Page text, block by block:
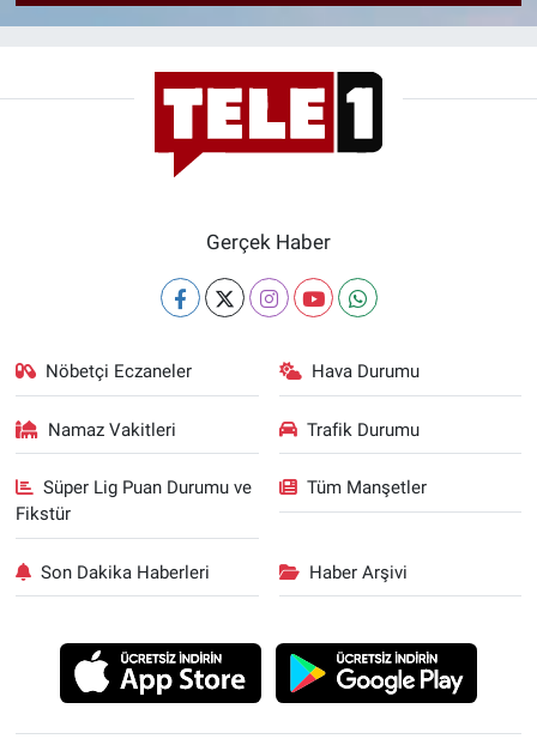
Gerçek Haber
Nöbetçi Eczaneler Hava Durumu
Namaz Vakitleri Trafik Durumu
Süper Lig Puan Durumu ve
Fikstür
Tüm Manşetler
Son Dakika Haberleri Haber Arşivi